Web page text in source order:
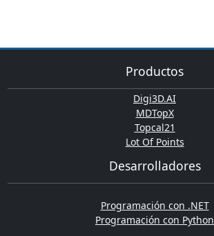
Productos
Digi3D.AI
MDTopX
Topcal21
Lot Of Points
Desarrolladores
Programación con .NET
Programación con Python